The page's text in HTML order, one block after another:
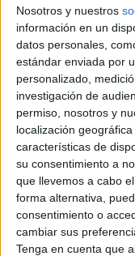
Nosotros y nuestros
información en un
datos personales,
estándar enviada por
personalizado,
investigación de
permiso, nosotros y
localización
características de
su consentimiento a
que llevemos a cabo
forma alternativa,
consentimiento o
cambiar sus
Tenga en cuenta que